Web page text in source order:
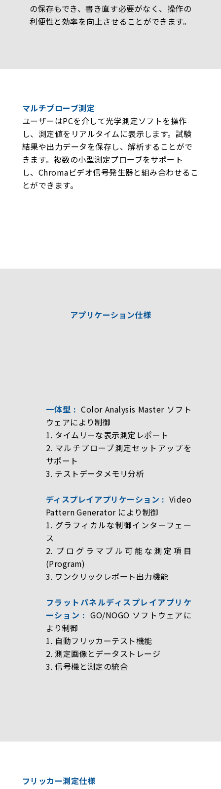
の保存もでき、書き直す必要がなく、操作の
利便性と効率を向上させることができます。
マルチプローブ測定
ユーザーはPCを介して光学測定ソフトを操作
し、測定値をリアルタイムに表示します。試験
結果や出力データを保存し、解析することがで
きます。複数の小型測定プローブをサポート
し、Chromaビデオ信号発生器と組み合わせるこ
とができます。
アプリケーション仕様
一体型 :Color Analysis Master ソフト
ウェアにより制御
1. タイムリーな表示測定レポート
2. マルチプローブ測定セットアップを
サポート
3. テストデータメモリ分析
ディスプレイアプリケーション : Video
Pattern Generator により制御
1. グラフィカルな制御インターフェー
ス
2. プログラマブル可能な測定項目
(Program)
3. ワンクリックレポート出力機能
フラットパネルディスプレイアプリケ
ーション :GO/NOGO ソフトウェアに
より制御
1. 自動フリッカーテスト機能
2. 測定画像とデータストレージ
3. 信号機と測定の統合
フリッカー測定仕様